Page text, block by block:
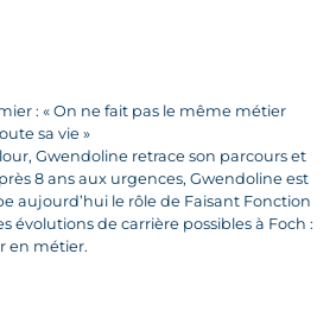
: « On ne fait pas le même métier
sa vie »
Gwendoline retrace son parcours et
8 ans aux urgences, Gwendoline est
aujourd’hui le rôle de Faisant Fonction
évolutions de carrière possibles à Foch :
en métier.